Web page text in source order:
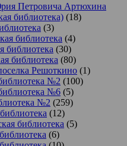
Петровича Артюхина
библиотека) (18)
(3)
библиотека (4)
библиотека (30)
библиотека (80)
Решоткино (1)
№2 (100)
№6 (5)
№2 (259)
(12)
библиотека (5)
(6)